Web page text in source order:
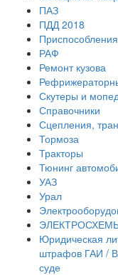
ПАЗ
ПДД 2018
РАФ
Ремонт кузова
Скутеры и
Справочники
Сцепления,
Тормоза
Тракторы
Тюнинг
УАЗ
Урал
Юридическая
штрафов ГАИ /
суде